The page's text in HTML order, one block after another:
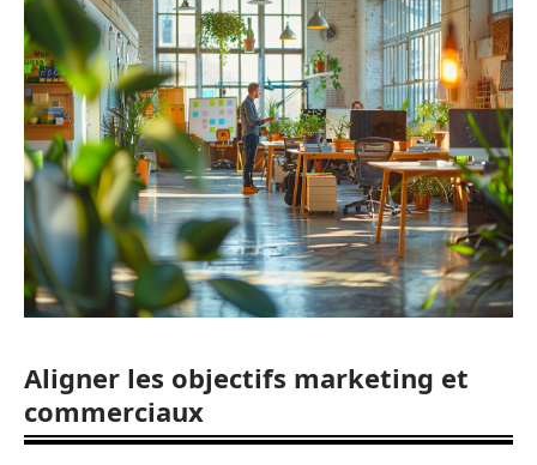
Aligner les objectifs marketing et
commerciaux